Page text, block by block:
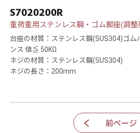
S7020200R
重荷重用ステンレス鋼・ゴム脚座(調整
台座の材質：ステンレス鋼(SUS304)ゴム
ンス 値≦ 50KΩ
ネジの材質：ステンレス鋼(SUS304)
ネジの長さ：200mm
前ページ